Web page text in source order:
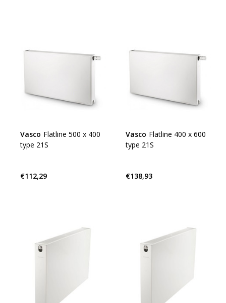
Vasco Flatline 500 x 400
type 21S
€112,29
Vasco Flatline 400 x 600
type 21S
€138,93